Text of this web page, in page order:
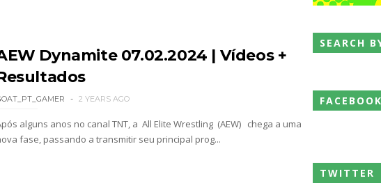
propostas após saída da WWE e pondera o próximo
por várias semanas
responde a críticas e deixa aviso claro aos lutadores da WWE
Dynamite 07.02.2024 | Vídeos +
2 YEARS AGO
alguns anos no canal TNT, a All Elite Wrestling (AEW) chega a uma
fase, passando a transmitir seu principal prog...
SEARCH
FACEBOOK
TWITTER